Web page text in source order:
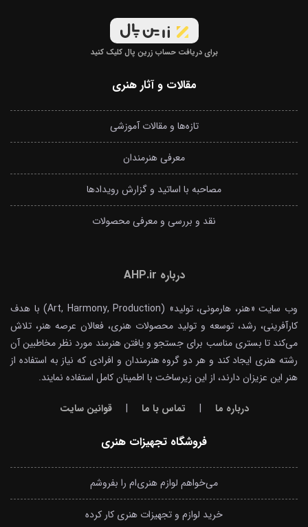
برای دریافت حساب زرین پال کلیک کنید
مقالات و آثار هنری
تازه‌ها و مقالات آموزشی
معرفی هنرمندان
مصاحبه با اساتید و گزارش رویدادها
نقد و بررسی و معرفی محصولات
درباره AHP.ir
وب سایت «هنر، هارمونی، تولید» (Art, Harmony, Production) با هدف
کارآفرینی، رشد، توسعه و تولید محصولات هنری، فعالان عرصه هنر، تلاش
می‌کند تا بستری مناسب برای جستجو و یافتن هنرمند مورد نظر مخاطبین آن
رشته هنری ایجاد کند و هر دو گروه هنرمندان و افرادی که نیاز به استفاده از
هنر این عزیزان دارند، از این زیرساخت با اطمینان کامل استفاده نمایند.
درباره ما | تماس با ما |قوانین سایت
فروشگاه تجهیزات هنری
می‌خواهم لوازم هنری‌ام را بفروشم
خرید لوازم و تجهیزات هنری کار کرده